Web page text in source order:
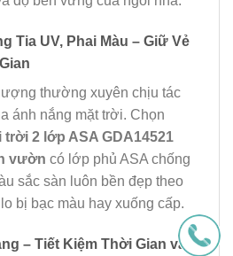
Tia UV, Phai Màu – Giữ Vẻ
thường xuyên chịu tác
ánh nắng mặt trời. Chọn
2 lớp ASA GDA14521
vườn có lớp phủ ASA chống
sắc sàn luôn bền đẹp theo
bị bạc màu hay xuống cấp.
– Tiết Kiệm Thời Gian và